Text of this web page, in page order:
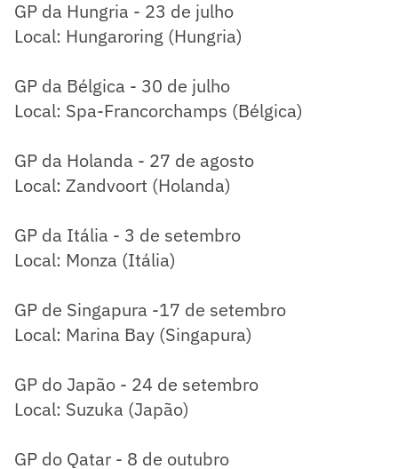
GP da Hungria - 23 de julho
Local: Hungaroring (Hungria)
GP da Bélgica - 30 de julho
Local: Spa-Francorchamps (Bélgica)
GP da Holanda - 27 de agosto
Local: Zandvoort (Holanda)
GP da Itália - 3 de setembro
Local: Monza (Itália)
GP de Singapura -17 de setembro
Local: Marina Bay (Singapura)
GP do Japão - 24 de setembro
Local: Suzuka (Japão)
GP do Qatar - 8 de outubro